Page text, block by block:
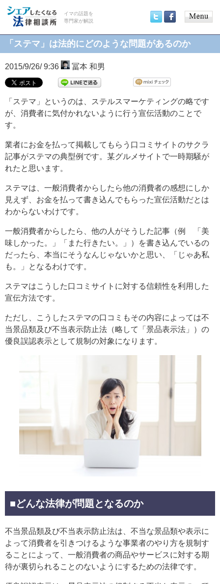
イマの話題を
専門家が解説
menu
「ステマ」は法的にどのような問題があるのか
2015/9/26/ 9:36 冨本 和男
「ステマ」というのは、ステルスマーケティングの略です
が、消費者に気付かれないように行う宣伝活動のことで
す。
業者にお金を払って掲載してもらう口コミサイトのサクラ
記事がステマの典型例です。某グルメサイトで一時期騒が
れたと思います。
ステマは、一般消費者からしたら他の消費者の感想にしか
見えず、お金を払って書き込んでもらった宣伝活動だとは
わからないわけです。
一般消費者からしたら、他の人がそうした記事（例 「美
味しかった。」「また行きたい。」）を書き込んでいるの
だったら、本当にそうなんじゃないかと思い、「じゃあ私
も。」となるわけです。
ステマはこうした口コミサイトに対する信頼性を利用した
宣伝方法です。
ただし、こうしたステマの口コミもその内容によっては不
当景品類及び不当表示防止法（略して「景品表示法」）の
優良誤認表示として規制の対象になります。
■どんな法律が問題となるのか
不当景品類及び不当表示防止法は、不当な景品類や表示に
よって消費者を引きつけるような事業者のやり方を規制す
ることによって、一般消費者の商品やサービスに対する期
待が裏切られることのないようにするための法律です。